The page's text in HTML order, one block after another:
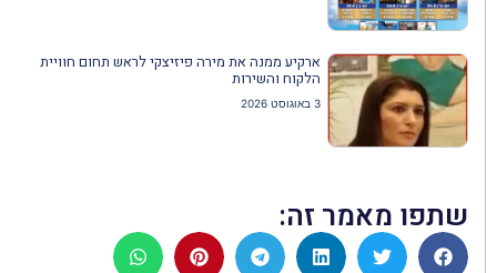
ארקיע ממנה את מירה פיזיצקי לראש תחום חוויית
הלקוח והשירות
3 באוגוסט 2026
שתפו מאמר זה: